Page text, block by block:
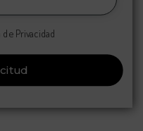
Privacidad